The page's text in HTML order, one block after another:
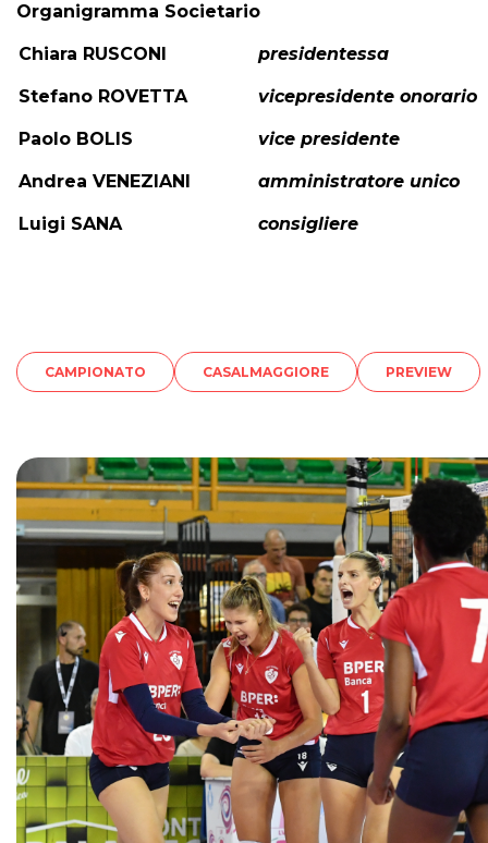
Organigramma Societario
Chiara RUSCONI presidentessa
Stefano ROVETTA vicepresidente onorario
Paolo BOLIS vice presidente
Andrea VENEZIANI amministratore unico
Luigi SANA consigliere
CAMPIONATO CASALMAGGIORE PREVIEW